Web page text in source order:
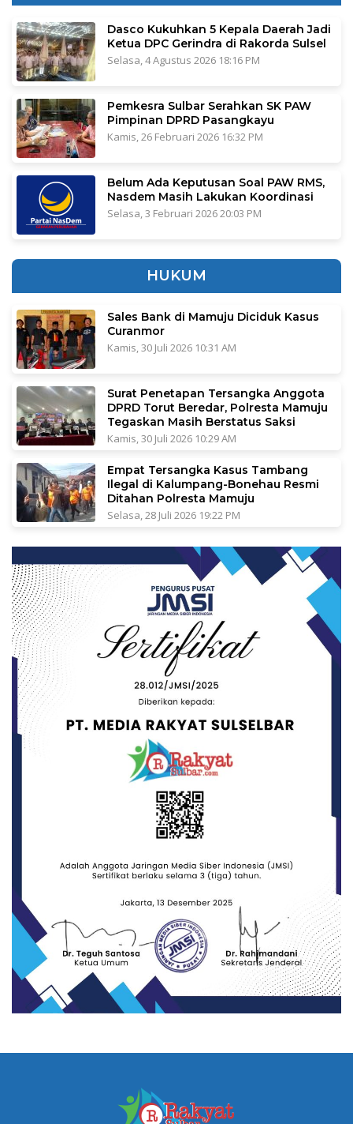
Dasco Kukuhkan 5 Kepala Daerah Jadi
Ketua DPC Gerindra di Rakorda Sulsel
Selasa, 4 Agustus 2026 18:16 PM
Pemkesra Sulbar Serahkan SK PAW
Pimpinan DPRD Pasangkayu
Kamis, 26 Februari 2026 16:32 PM
Belum Ada Keputusan Soal PAW RMS,
Nasdem Masih Lakukan Koordinasi
Selasa, 3 Februari 2026 20:03 PM
HUKUM
Sales Bank di Mamuju Diciduk Kasus
Curanmor
Kamis, 30 Juli 2026 10:31 AM
Surat Penetapan Tersangka Anggota
DPRD Torut Beredar, Polresta Mamuju
Tegaskan Masih Berstatus Saksi
Kamis, 30 Juli 2026 10:29 AM
Empat Tersangka Kasus Tambang
Ilegal di Kalumpang-Bonehau Resmi
Ditahan Polresta Mamuju
Selasa, 28 Juli 2026 19:22 PM